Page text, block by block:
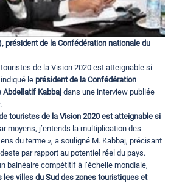
président de la Confédération nationale du
de la Vision 2020 est atteignable si
le président de la Confédération
Abdellatif Kabbaj dans une interview publiée
.
touristes de la Vision 2020 est atteignable si
moyens, j’entends la multiplication des
du terme », a souligné M. Kabbaj, précisant
par rapport au potentiel réel du pays.
balnéaire compétitif à l’échelle mondiale,
les villes du Sud des zones touristiques et